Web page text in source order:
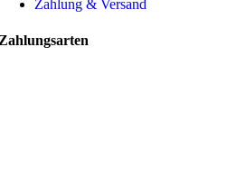
Zahlung & Versand